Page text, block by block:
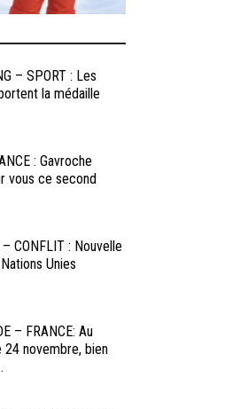
– SPORT : Les
la médaille
: Gavroche
vous ce second
– CONFLIT : Nouvelle
Unies
– FRANCE: Au
24 novembre, bien